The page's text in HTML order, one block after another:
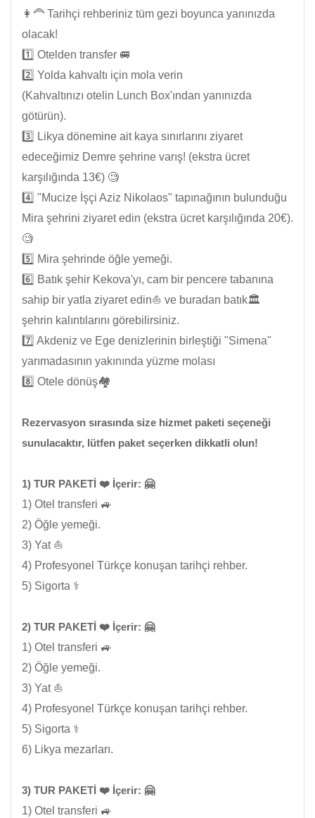
👩‍🦰 Tarihçi rehberiniz tüm gezi boyunca yanınızda
olacak!
1️⃣ Otelden transfer 🚐
2️⃣ Yolda kahvaltı için mola verin
(Kahvaltınızı otelin Lunch Box'ından yanınızda
götürün).
3️⃣ Likya dönemine ait kaya sınırlarını ziyaret
edeceğimiz Demre şehrine varış! (ekstra ücret
karşılığında 13€) 🧐
4️⃣ "Mucize İşçi Aziz Nikolaos" tapınağının bulunduğu
Mira şehrini ziyaret edin (ekstra ücret karşılığında 20€).
🧐
5️⃣ Mira şehrinde öğle yemeği.
6️⃣ Batık şehir Kekova'yı, cam bir pencere tabanına
sahip bir yatla ziyaret edin⛵ ve buradan batık🏛️
şehrin kalıntılarını görebilirsiniz.
7️⃣ Akdeniz ve Ege denizlerinin birleştiği "Simena"
yarımadasının yakınında yüzme molası
8️⃣ Otele dönüş🏘️
Rezervasyon sırasında size hizmet paketi seçeneği
sunulacaktır, lütfen paket seçerken dikkatli olun!
1) TUR PAKETİ ❤️ İçerir: 🤗
1) Otel transferi 🚙
2) Öğle yemeği.
3) Yat ⛵
4) Profesyonel Türkçe konuşan tarihçi rehber.
5) Sigorta ⚕️
2) TUR PAKETİ ❤️ İçerir: 🤗
1) Otel transferi 🚙
2) Öğle yemeği.
3) Yat ⛵
4) Profesyonel Türkçe konuşan tarihçi rehber.
5) Sigorta ⚕️
6) Likya mezarları.
3) TUR PAKETİ ❤️ İçerir: 🤗
1) Otel transferi 🚙